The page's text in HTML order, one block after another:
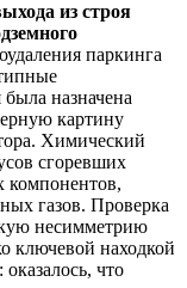
из строя
паркинга
была назначена
картину
Химический
сгоревших
компонентов,
газов. Проверка
несимметрию
ключевой находкой
оказалось, что